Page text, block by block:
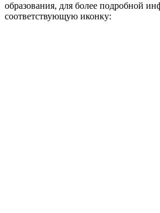
образования, для более подробной
соответствующую иконку: